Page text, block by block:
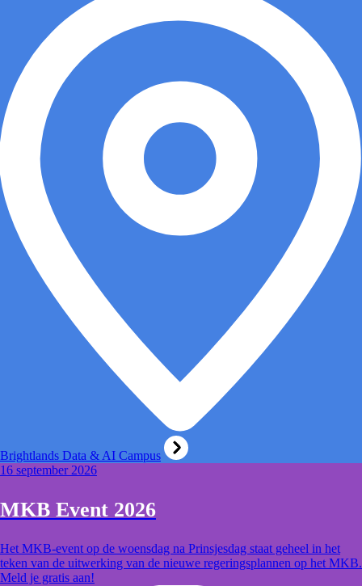
Brightlands Data & AI Campus
16 september 2026
MKB Event 2026
Het MKB-event op de woensdag na Prinsjesdag staat geheel in het
teken van de uitwerking van de nieuwe regeringsplannen op het MKB.
Meld je gratis aan!